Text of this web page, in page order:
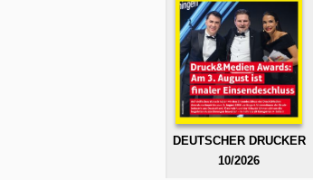
DEUTSCHER DRUCKER
10/2026